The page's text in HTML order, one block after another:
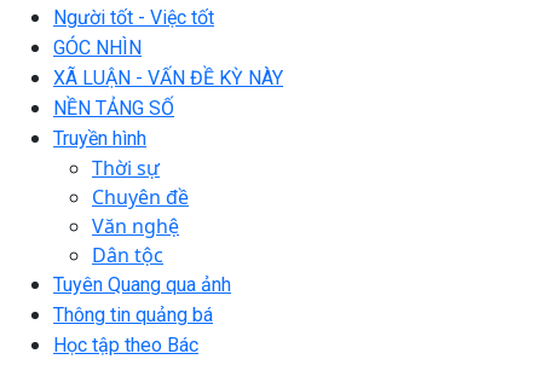
Người tốt - Việc tốt
GÓC NHÌN
XÃ LUẬN - VẤN ĐỀ KỲ NÀY
NỀN TẢNG SỐ
Truyền hình
Thời sự
Chuyên đề
Văn nghệ
Dân tộc
Tuyên Quang qua ảnh
Thông tin quảng bá
Học tập theo Bác